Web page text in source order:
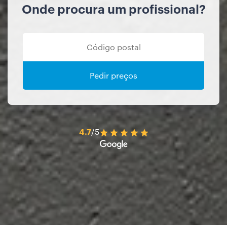
Onde procura um profissional?
Pedir preços
4.7/5